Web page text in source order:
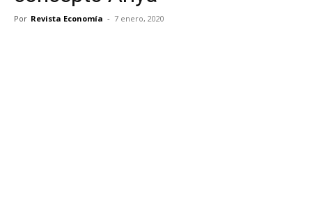
Por Revista Economía - 7 enero, 2020